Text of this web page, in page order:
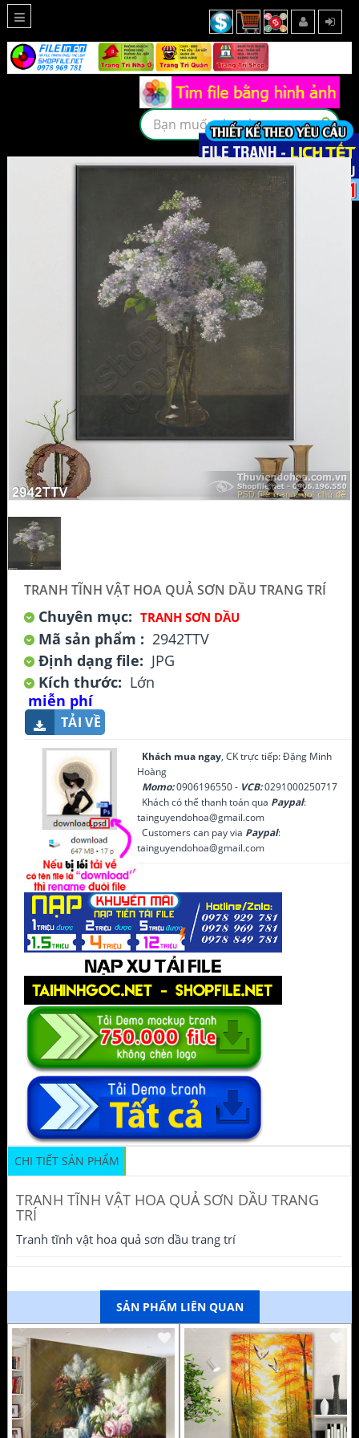
TRANH TĨNH VẬT HOA QUẢ SƠN DẦU TRANG TRÍ
Chuyên mục: TRANH SƠN DẦU
Mã sản phẩm : 2942TTV
Định dạng file: JPG
Kích thước: Lớn
miễn phí
TẢI VỀ
Khách mua ngay, CK trực tiếp: Đặng Minh
Hoàng
Momo:0906196550 - VCB:0291000250717
Khách có thể thanh toán qua Paypal:
tainguyendohoa@gmail.com
Customers can pay via Paypal:
tainguyendohoa@gmail.com
CHI TIẾT SẢN PHẨM
TRANH TĨNH VẬT HOA QUẢ SƠN DẦU TRANG
TRÍ
Tranh tĩnh vật hoa quả sơn dầu trang trí
SẢN PHẨM LIÊN QUAN